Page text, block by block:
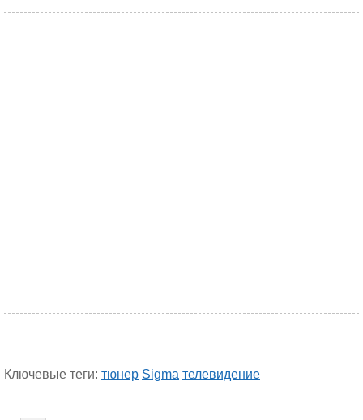
Ключевые теги: тюнер Sigma телевидение